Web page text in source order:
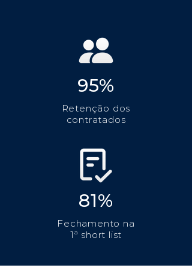
95%
Retenção dos
contratados
81%
Fechamento na
1ª short list